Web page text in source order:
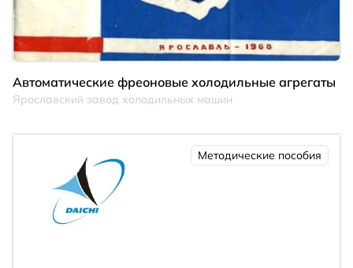
Автоматические фреоновые холодильные агрегаты
Ярославский завод холодильных машин
Методические пособия